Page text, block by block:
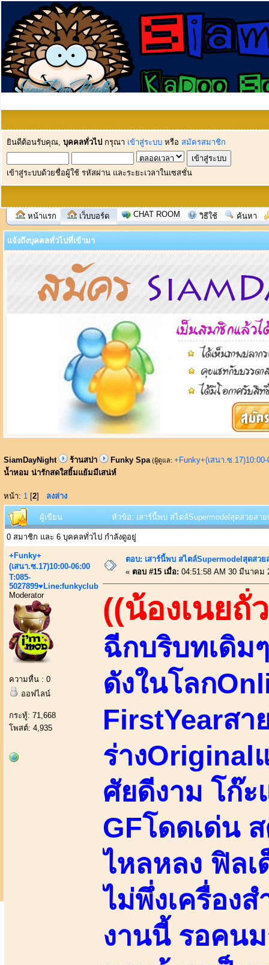
ยินดีต้อนรับคุณ, บุคคลทั่วไป กรุณา เข้าสู่ระบบ หรือ สมัครสมาชิก
เข้าสู่ระบบด้วยชื่อผู้ใช้ รหัสผ่าน และระยะเวลาในเซสชั่น
หน้าแรก เว็บบอร์ด CHAT ROOM วิธีใช้ ค้นหา
แจ้งถึงบุคคลทั่วไปที่เข้ามา
SiamDayNight ร้านสปา Funky Spa (ผู้ดูแล: +Funky+(เสนา.ซ
น้ำหอม น่ารักสดใสยิ้มแย้มมีเสน่ห์
หน้า: 1 [2] ลงล่าง
ผู้เขียน หัวข้อ: เสาร์นี้พบ สไตล์Supermodelสุดสวยส
0 สมาชิก และ 6 บุคคลทั่วไป กำลังดูอยู่
+Funky+
(เสนา.ซ.17)10:00-06:00
T:085-
5027899♥Line:funkyclub
Moderator
ความหื่น : 0
ออฟไลน์
กระทู้: 71,668
โพสต์: 4,935
ตอบ: เสาร์นี้พบ สไตล์Supermodelสุดสว
« ตอบ #15 เมื่อ: 04:51:58 AM 30 มีนาคม
((น้องเนยถั่
ฉีกบริบทเดิม
ดังในโลก
FirstYearสา
ร่างOriginal
ศัยดีงาม โก๊
GFโดดเด่น
ไหลหลง ฟิล
ไม่พึ่งเครื่อง
งานนี้ รอคน